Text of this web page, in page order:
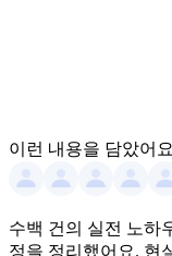
이런 내용을 담았어요
수백 건의 실전 노하
정을 정리했어요. 현